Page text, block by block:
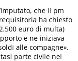
che il pm
ha chiesto
euro di multa)
e ne iniziava
alle compagne».
parte civile nel